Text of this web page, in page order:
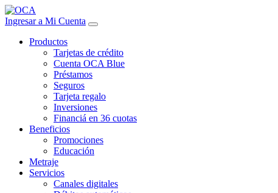
Ingresar a Mi Cuenta
Productos
Tarjetas de crédito
Cuenta OCA Blue
Préstamos
Seguros
Tarjeta regalo
Inversiones
Financiá en 36 cuotas
Beneficios
Promociones
Educación
Metraje
Servicios
Canales digitales